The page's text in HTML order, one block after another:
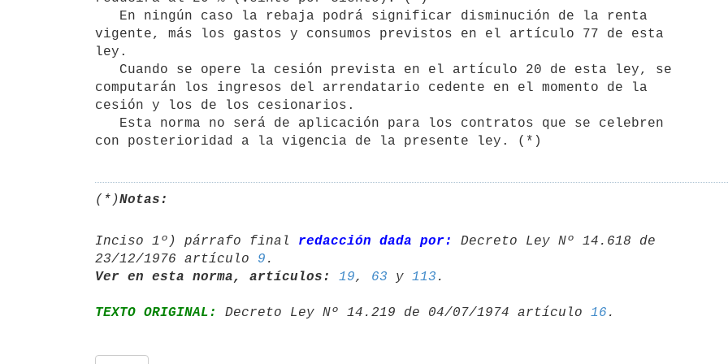
vigente, más los gastos y consumos previstos en el artículo 77 de esta
ley.
computarán los ingresos del arrendatario cedente en el momento de la
cesión y los de los cesionarios.
(*)Notas:
Inciso 1º) párrafo final redacción dada por:
Decreto Ley Nº 14.618 de
23/12/1976 artículo 9
Ver en esta norma, artículos:
19, 63 y 113
TEXTO ORIGINAL: Decreto Ley Nº 14.219 de 04/07/1974 artículo 16